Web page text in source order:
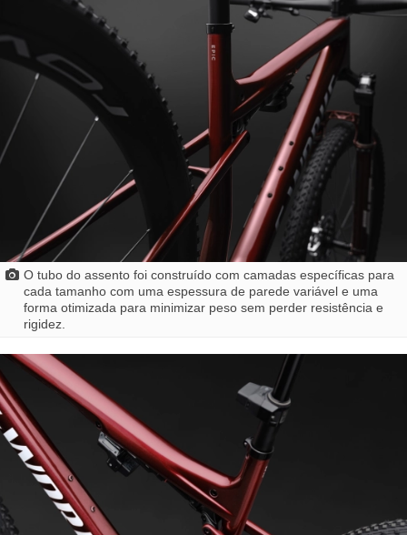
O tubo do assento foi construído com camadas específicas para
cada tamanho com uma espessura de parede variável e uma
forma otimizada para minimizar peso sem perder resistência e
rigidez.